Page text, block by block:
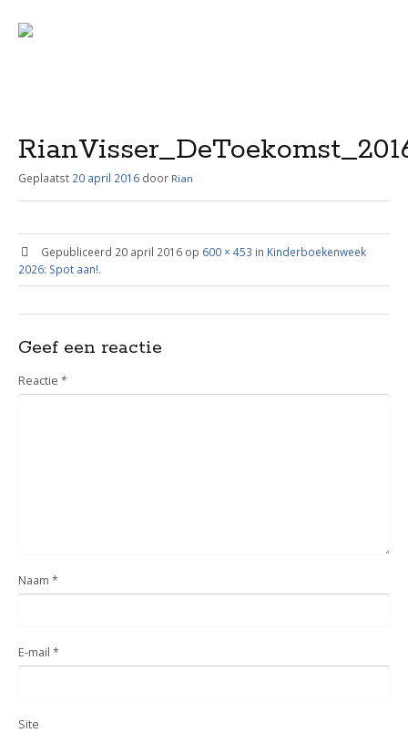
Geplaatst 20 april 2016 door Rian
Gepubliceerd 20 april 2016op 600 × 453 in Kinderboekenweek
2026: Spot aan!.
Geef een reactie
Reactie *
Naam *
E-mail *
Site